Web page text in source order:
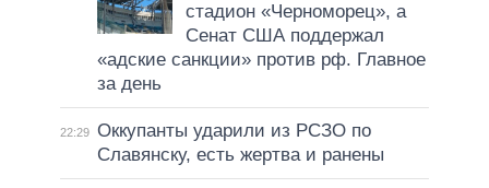
стадион «Черноморец», а
Сенат США поддержал
«адские санкции» против рф. Главное
за день
22:29 Оккупанты ударили из РСЗО по
Славянску, есть жертва и ранены